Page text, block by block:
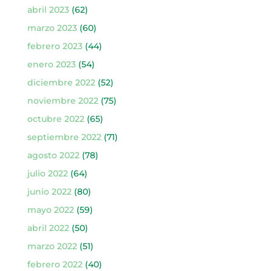
abril 2023(62)
marzo 2023(60)
febrero 2023(44)
enero 2023(54)
diciembre 2022 (52)
noviembre 2022 (75)
octubre 2022 (65)
septiembre 2022 (71)
agosto 2022 (78)
julio 2022 (64)
junio 2022 (80)
mayo 2022 (59)
abril 2022 (50)
marzo 2022 (51)
febrero 2022 (40)